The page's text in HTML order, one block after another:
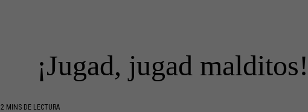
¡Jugad, jugad malditos!
2 MINS DE LECTURA